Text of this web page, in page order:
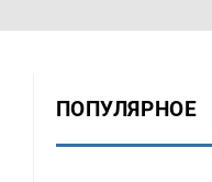
ПОПУЛЯРНОЕ